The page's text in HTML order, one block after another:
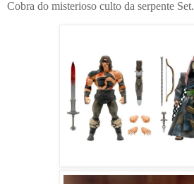
Cobra do misterioso culto da serpente Set.